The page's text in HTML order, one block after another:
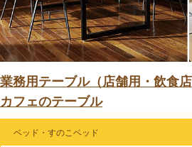
業務用テーブル（店舗用・飲食
カフェのテーブル
ベッド・すのこベッド